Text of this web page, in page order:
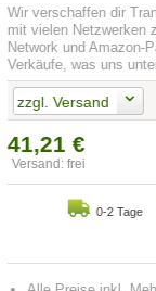
Wir verschaffen dir
mit vielen Netzwerken
Network und Amazon-
Verkäufe, was uns
zzgl. Versand
41,21 €
Versand: frei
0-2 Tage